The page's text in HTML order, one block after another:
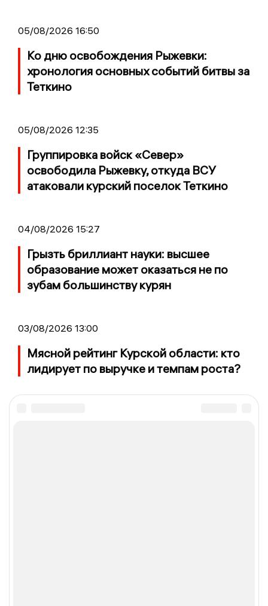
05/08/2026 16:50
Ко дню освобождения Рыжевки:
хронология основных событий битвы за
Теткино
05/08/2026 12:35
Группировка войск «Север»
освободила Рыжевку, откуда ВСУ
атаковали курский поселок Теткино
04/08/2026 15:27
Грызть бриллиант науки: высшее
образование может оказаться не по
зубам большинству курян
03/08/2026 13:00
Мясной рейтинг Курской области: кто
лидирует по выручке и темпам роста?